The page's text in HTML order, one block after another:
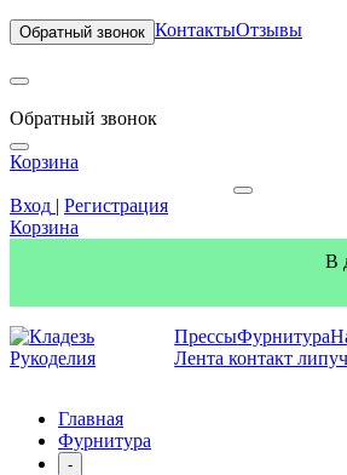
Обратный звонок КонтактыОтзывы
Обратный звонок
Корзина
Вход | Регистрация
Корзина
В
ПрессыФурнитура
Лента контакт
Главная
Фурнитура
-